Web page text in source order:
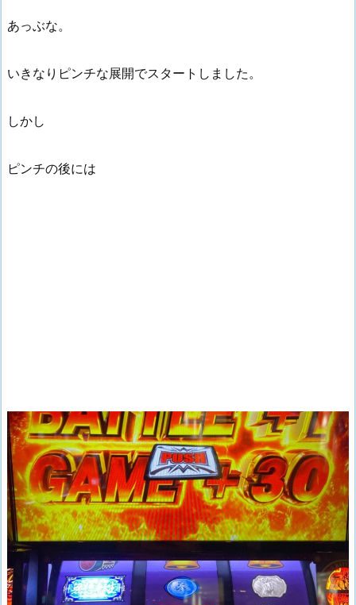
あっぶな。
いきなりピンチな展開でスタートしました。
しかし
ピンチの後には